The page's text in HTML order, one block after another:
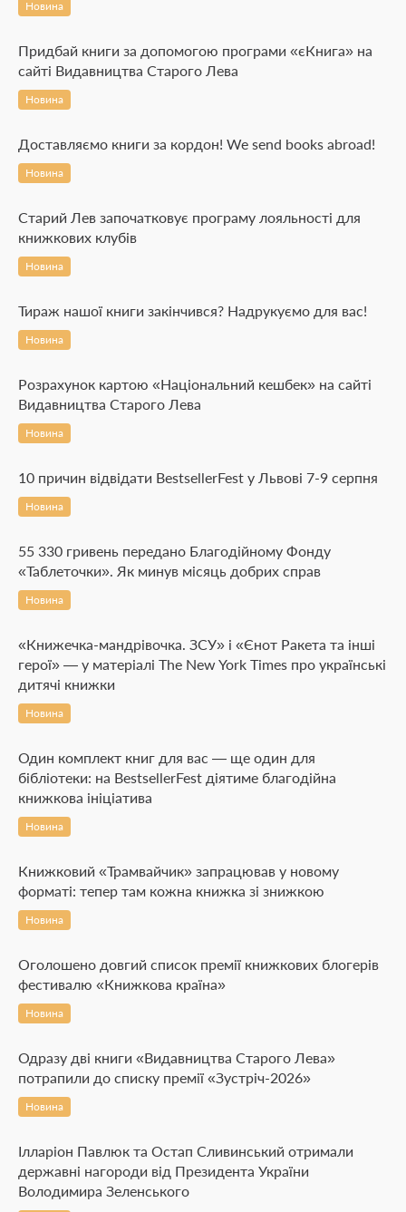
Новина
Придбай книги за допомогою програми «єКнига» на
сайті Видавництва Старого Лева
Новина
Доставляємо книги за кордон! We send books abroad!
Новина
Старий Лев започатковує програму лояльності для
книжкових клубів
Новина
Тираж нашої книги закінчився? Надрукуємо для вас!
Новина
Розрахунок картою «Національний кешбек» на сайті
Видавництва Старого Лева
Новина
10 причин відвідати BestsellerFest у Львові 7-9 серпня
Новина
55 330 гривень передано Благодійному Фонду
«Таблеточки». Як минув місяць добрих справ
Новина
«Книжечка-мандрівочка. ЗСУ» і «Єнот Ракета та інші
герої» — у матеріалі The New York Times про українські
дитячі книжки
Новина
Один комплект книг для вас — ще один для
бібліотеки: на BestsellerFest діятиме благодійна
книжкова ініціатива
Новина
Книжковий «Трамвайчик» запрацював у новому
форматі: тепер там кожна книжка зі знижкою
Новина
Оголошено довгий список премії книжкових блогерів
фестивалю «Книжкова країна»
Новина
Одразу дві книги «Видавництва Старого Лева»
потрапили до списку премії «Зустріч-2026»
Новина
Ілларіон Павлюк та Остап Сливинський отримали
державні нагороди від Президента України
Володимира Зеленського